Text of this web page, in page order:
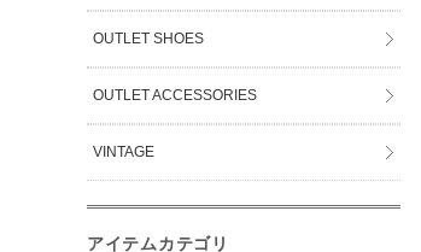
OUTLET SHOES
OUTLET ACCESSORIES
VINTAGE
アイテムカテゴリ